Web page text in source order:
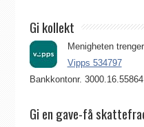
Gi kollekt
Menigheten
Vipps 534797
Bankkontonr. 3000.16.55864
Gi en gave-få